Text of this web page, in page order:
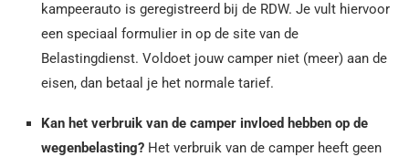
kampeerauto is geregistreerd bij de RDW. Je vult hiervoor
een speciaal formulier in op de site van de
Belastingdienst. Voldoet jouw camper niet (meer) aan de
eisen, dan betaal je het normale tarief.
Kan het verbruik van de camper invloed hebben op de
wegenbelasting? Het verbruik van de camper heeft geen